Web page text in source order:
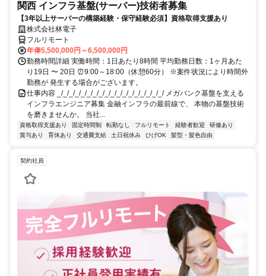
関西 インフラ基盤(サーバー)技術者募集
【3年以上サーバーの構築経験・保守経験必須】資格取得支援あり
株式会社林電子
フルリモート
年俸5,500,000円～6,500,000円
勤務時間詳細 実働時間：1日あたり8時間 平均勤務日数：1ヶ月あた
り19日 〜 20日 ⏰9:00～18:00（休憩60分） ※案件状況により時間外
勤務が 発生する場合がございます。
仕事内容 _/_/_/_/_/_/_/_/_/_/_/_/_/_/_/_/_/_/ メガバンク基盤を支える
インフラエンジニア募集 金融インフラの最前線で、 本物の基盤技術
を磨きませんか。 当社...
資格取得支援あり 固定時間制 転勤なし フルリモート 経験者歓迎
研修あり
賞与あり
育休あり 交通費支給 土日祝休み ひげOK 髪型・髪色自由
契約社員